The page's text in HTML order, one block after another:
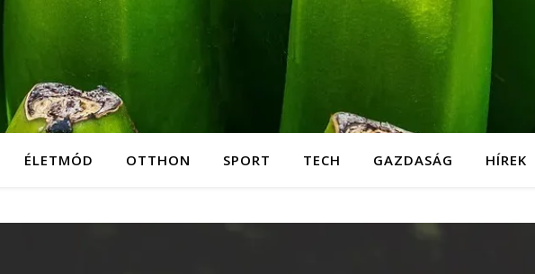
ÉLETMÓD OTTHON SPORT TECH GAZDASÁG HÍREK